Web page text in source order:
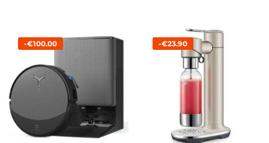
-€100.00 -€23.90